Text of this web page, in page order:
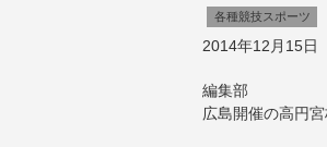
各種競技スポーツ
2014年12月15日
編集部
広島開催の高円